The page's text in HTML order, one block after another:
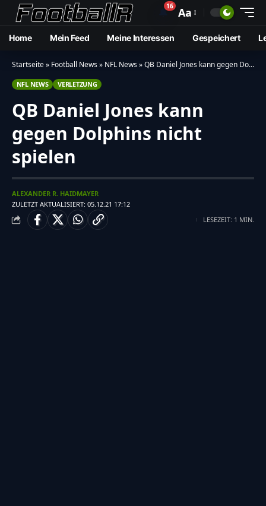
🔔16 Aa
Home Mein Feed Meine Interessen Gespeichert
Startseite» Football News» NFL News»QB Daniel Jones kann gegen Dolphins nicht spielen
NFL NEWS VERLETZUNG
QB Daniel Jones kann
gegen Dolphins nicht
spielen
ZULETZT AKTUALISIERT: 05.12.21 17:12
ALEXANDER R. HAIDMAYER
LESEZEIT: 1 MIN.